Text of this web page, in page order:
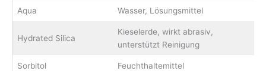
Aqua Wasser, Lösungsmittel
Hydrated Silica
Kieselerde, wirkt abrasiv,
unterstützt Reinigung
Sorbitol Feuchthaltemittel